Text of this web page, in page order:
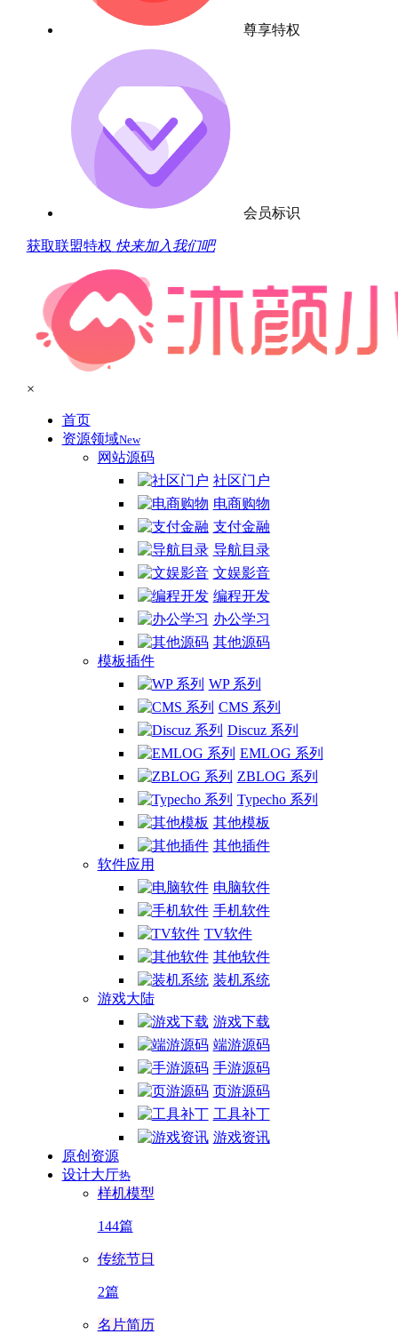
尊享特权
会员标识
获取联盟特权 快来加入我们吧
×
首页
资源领域New
网站源码
社区门户
电商购物
支付金融
导航目录
文娱影音
编程开发
办公学习
其他源码
模板插件
WP 系列
CMS 系列
Discuz 系列
EMLOG 系列
ZBLOG 系列
Typecho 系列
其他模板
其他插件
软件应用
电脑软件
手机软件
TV软件
其他软件
装机系统
游戏大陆
游戏下载
端游源码
手游源码
页游源码
工具补丁
游戏资讯
原创资源
设计大厅热
样机模型
144篇
传统节日
2篇
名片简历